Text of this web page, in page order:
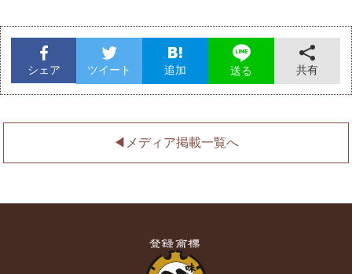
シェア ツイート 追加 送る 共有
◀︎メディア掲載一覧へ